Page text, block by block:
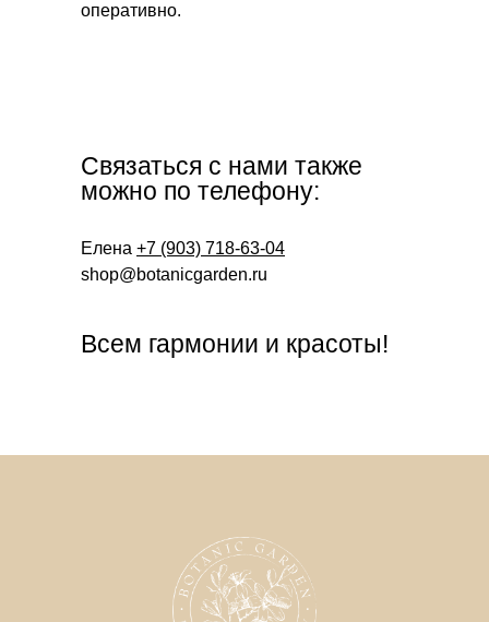
оперативно.
Елена +7 (903) 718-63-04
shop@botanicgarden.ru
Связаться с нами также
можно по телефону:
Всем гармонии и красоты!